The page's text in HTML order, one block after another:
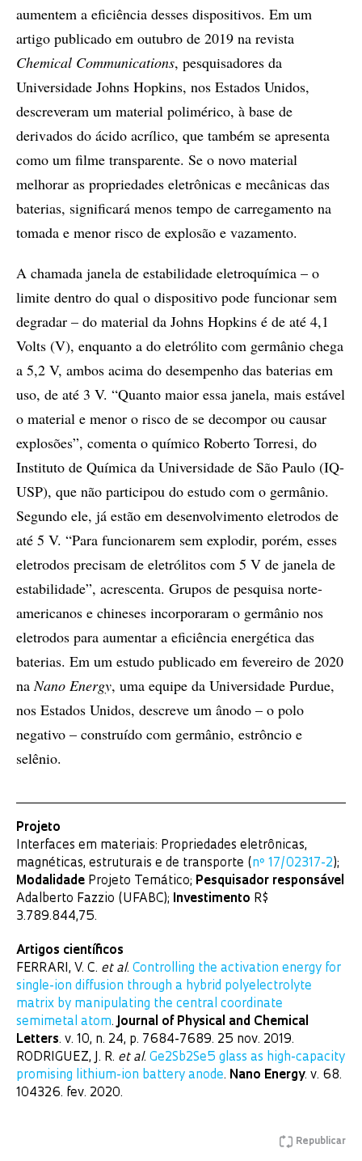
aumentem a eficiência desses dispositivos. Em um
artigo publicado em outubro de 2019 na revista
Chemical Communications, pesquisadores da
Universidade Johns Hopkins, nos Estados Unidos,
descreveram um material polimérico, à base de
derivados do ácido acrílico, que também se apresenta
como um filme transparente. Se o novo material
melhorar as propriedades eletrônicas e mecânicas das
baterias, significará menos tempo de carregamento na
tomada e menor risco de explosão e vazamento.
A chamada janela de estabilidade eletroquímica – o
limite dentro do qual o dispositivo pode funcionar sem
degradar – do material da Johns Hopkins é de até 4,1
Volts (V), enquanto a do eletrólito com germânio chega
a 5,2 V, ambos acima do desempenho das baterias em
uso, de até 3 V. “Quanto maior essa janela, mais estável
o material e menor o risco de se decompor ou causar
explosões”, comenta o químico Roberto Torresi, do
Instituto de Química da Universidade de São Paulo (IQ-
USP), que não participou do estudo com o germânio.
Segundo ele, já estão em desenvolvimento eletrodos de
até 5 V. “Para funcionarem sem explodir, porém, esses
eletrodos precisam de eletrólitos com 5 V de janela de
estabilidade”, acrescenta. Grupos de pesquisa norte-
americanos e chineses incorporaram o germânio nos
eletrodos para aumentar a eficiência energética das
baterias. Em um estudo publicado em fevereiro de 2020
naNano Energy, uma equipe da Universidade Purdue,
nos Estados Unidos, descreve um ânodo – o polo
negativo – construído com germânio, estrôncio e
selênio.
Projeto
Interfaces em materiais: Propriedades eletrônicas,
magnéticas, estruturais e de transporte ( nº 17/02317-2);
Modalidade Projeto Temático; Pesquisador responsável
Adalberto Fazzio (UFABC); Investimento R$
3.789.844,75.
Artigos científicos
FERRARI, V. C. et al. Controlling the activation energy for
single-ion diffusion through a hybrid polyelectrolyte
matrix by manipulating the central coordinate
semimetal atom.Journal of Physical and Chemical
Letters. v. 10, n. 24, p. 7684-7689. 25 nov. 2019.
RODRIGUEZ, J. R. et al. Ge2Sb2Se5 glass as high-capacity
promising lithium-ion battery anode. Nano Energy. v. 68.
104326. fev. 2020.
Republicar